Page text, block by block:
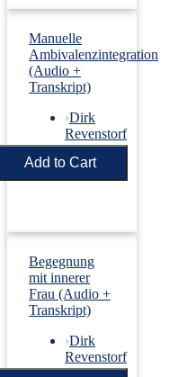
Manuelle
Ambivalenzintegration
(Audio +
Transkript)
›Dirk
Revenstorf
Price: €5.50
Begegnung
mit innerer
Frau (Audio +
Transkript)
›Dirk
Revenstorf